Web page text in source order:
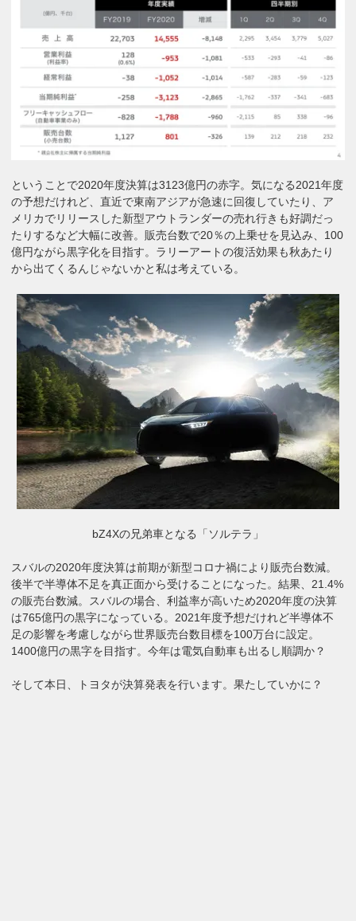
ということで2020年度決算は3123億円の赤字。気になる2021年度
の予想だけれど、直近で東南アジアが急速に回復していたり、ア
メリカでリリースした新型アウトランダーの売れ行きも好調だっ
たりするなど大幅に改善。販売台数で20％の上乗せを見込み、100
億円ながら黒字化を目指す。ラリーアートの復活効果も秋あたり
から出てくるんじゃないかと私は考えている。
bZ4Xの兄弟車となる「ソルテラ」
スバルの2020年度決算は前期が新型コロナ禍により販売台数減。
後半で半導体不足を真正面から受けることになった。結果、21.4%
の販売台数減。スバルの場合、利益率が高いため2020年度の決算
は765億円の黒字になっている。2021年度予想だけれど半導体不
足の影響を考慮しながら世界販売台数目標を100万台に設定。
1400億円の黒字を目指す。今年は電気自動車も出るし順調か？
そして本日、トヨタが決算発表を行います。果たしていかに？